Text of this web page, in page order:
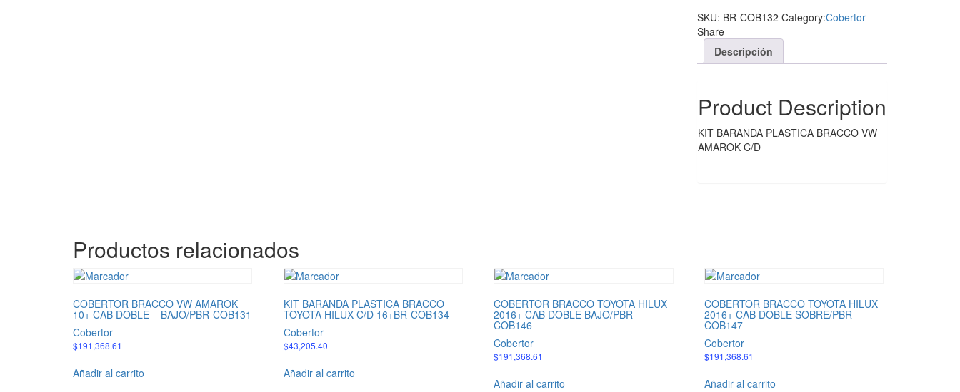
BRACCO
VW
AMAROK
C/DBR-
SKU: BR-COB132 Category:Cobertor
Share
Descripción
Product Description
KIT BARANDA PLASTICA BRACCO VW
AMAROK C/D
Productos relacionados
COBERTOR BRACCO VW AMAROK
10+ CAB DOBLE – BAJO/PBR-COB131
Cobertor
$191,368.61
Añadir al carrito
KIT BARANDA PLASTICA BRACCO
TOYOTA HILUX C/D 16+BR-COB134
Cobertor
$43,205.40
Añadir al carrito
COBERTOR BRACCO TOYOTA HILUX
2016+ CAB DOBLE BAJO/PBR-
COB146
Cobertor
$191,368.61
Añadir al carrito
COBERTOR BRACCO TOYOTA HILUX
2016+ CAB DOBLE SOBRE/PBR-
COB147
Cobertor
$191,368.61
Añadir al carrito